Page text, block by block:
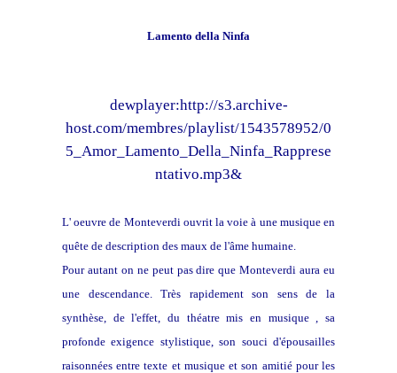
Lamento della Ninfa
dewplayer:http://s3.archive-
host.com/membres/playlist/1543578952/0
5_Amor_Lamento_Della_Ninfa_Rapprese
ntativo.mp3&
L' oeuvre de Monteverdi ouvrit la voie à une musique en
quête de description des maux de l'âme humaine.
Pour autant on ne peut pas dire que Monteverdi aura eu
une descendance. Très rapidement son sens de la
synthèse, de l'effet, du théatre mis en musique , sa
profonde exigence stylistique, son souci d'épousailles
raisonnées entre texte et musique et son amitié pour les